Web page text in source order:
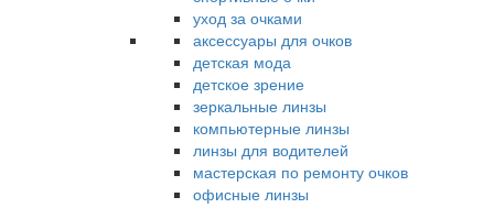
уход за очками
аксессуары для очков
детская мода
детское зрение
зеркальные линзы
компьютерные линзы
линзы для водителей
мастерская по ремонту очков
офисные линзы